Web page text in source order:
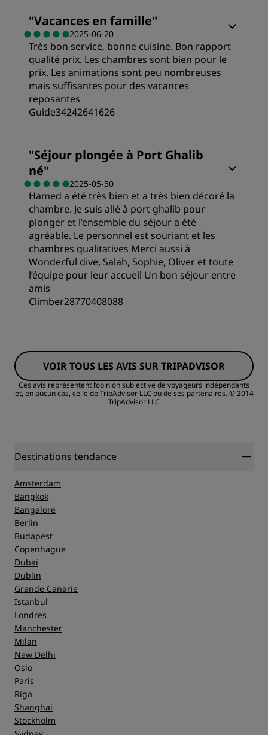
"Vacances en famille"
2025-06-20
Très bon service, bonne cuisine. Bon rapport
qualité prix. Les chambres sont bien pour le
prix. Les animations sont peu nombreuses
mais suffisantes pour des vacances
reposantes
Guide34242641626
Qualité/prix
Literie
Emplacement
Propreté
"Séjour plongée à Port Ghalib
né"
2025-05-30
Hamed a été très bien et a très bien décoré la
chambre. Je suis allé à port ghalib pour
plonger et l’ensemble du séjour a été
agréable. Le personnel est souriant et les
chambres qualitatives Merci aussi à
Wonderful dive, Salah, Sophie, Oliver et toute
l’équipe pour leur accueil Un bon séjour entre
amis
Climber28770408088
VOIR TOUS LES AVIS SUR TRIPADVISOR
Ces avis représentent l’opinion subjective de voyageurs indépendants
et, en aucun cas, celle de TripAdvisor LLC ou de ses partenaires. © 2014
TripAdvisor LLC
Destinations tendance
Amsterdam
Bangkok
Bangalore
Berlin
Budapest
Copenhague
Dubaï
Dublin
Grande Canarie
Istanbul
Londres
Manchester
Milan
New Delhi
Oslo
Paris
Riga
Shanghai
Stockholm